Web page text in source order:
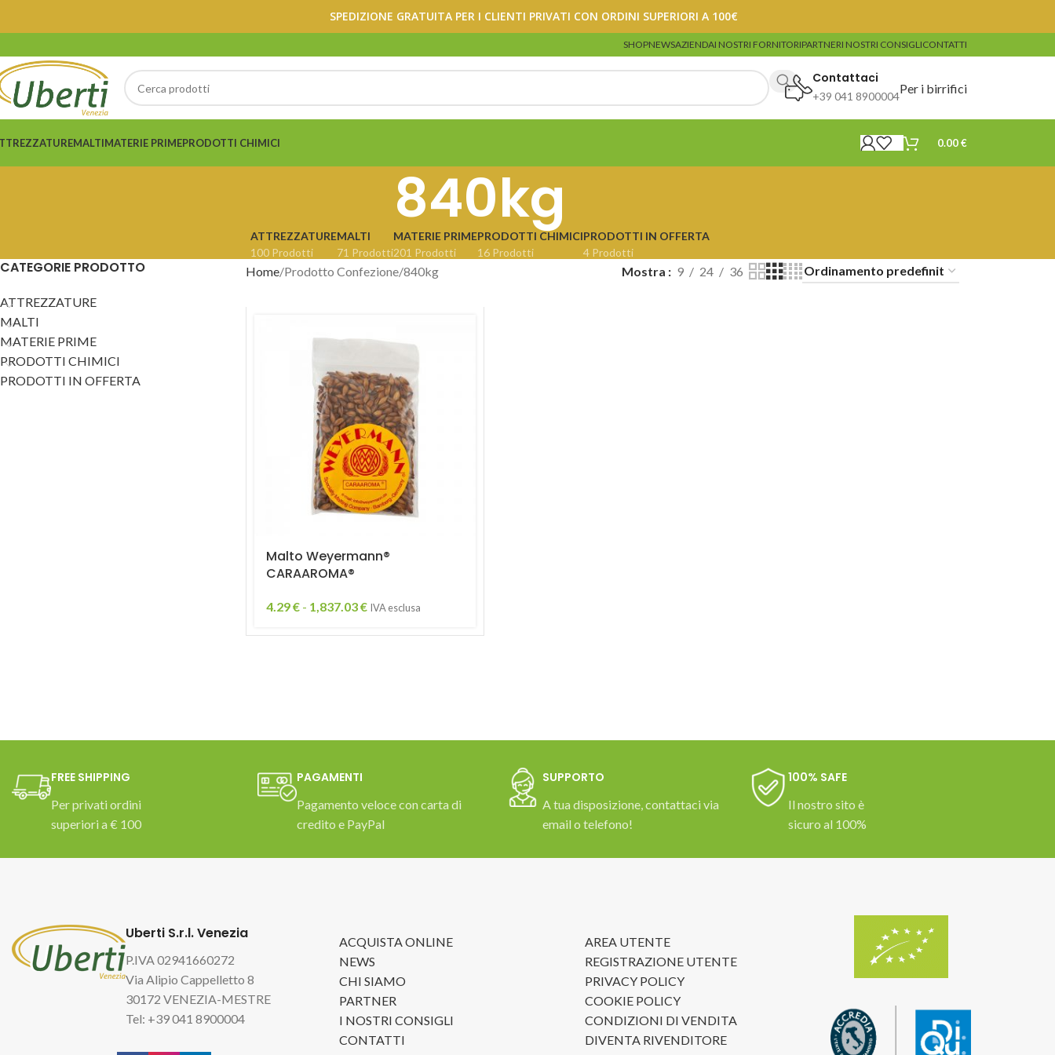
SPEDIZIONE GRATUITA PER I CLIENTI PRIVATI CON ORDINI SUPERIORI A 100€
SHOPNEWSAZIENDAI NOSTRI FORNITORIPARTNERI NOSTRI CONSIGLICONTATTI
Contattaci
+39 041 8900004
Per i birrifici
MALTIMATERIE PRIMEPRODOTTI CHIMICI 0.00€
840kg
ATTREZZATURE
100 Prodotti
MALTI
71 Prodotti
MATERIE PRIME
201 Prodotti
PRODOTTI CHIMICI
16 Prodotti
PRODOTTI IN OFFERTA
4 Prodotti
CATEGORIE PRODOTTO
ATTREZZATURE
MALTI
MATERIE PRIME
PRODOTTI CHIMICI
PRODOTTI IN OFFERTA
Home Prodotto Confezione 840kg Mostra 9 24 36
Malto Weyermann®
CARAAROMA®
4.29€ - 1,837.03€ IVA esclusa
FREE SHIPPING
Per privati ordini
superiori a € 100
PAGAMENTI
Pagamento veloce con carta di
credito e PayPal
SUPPORTO
A tua disposizione, contattaci via
email o telefono!
100% SAFE
Il nostro sito è
sicuro al 100%
Uberti S.r.l. Venezia
P.IVA 02941660272
Via Alipio Cappelletto 8
30172 VENEZIA-MESTRE
Tel: +39 041 8900004
ACQUISTA ONLINE
NEWS
CHI SIAMO
PARTNER
I NOSTRI CONSIGLI
CONTATTI
AREA UTENTE
REGISTRAZIONE UTENTE
PRIVACY POLICY
COOKIE POLICY
CONDIZIONI DI VENDITA
DIVENTA RIVENDITORE